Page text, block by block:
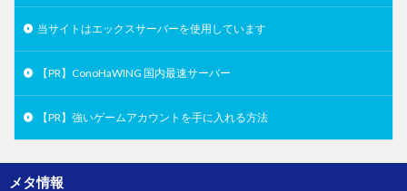
当サイトはエックスサーバーを使用しています
【PR】ConoHaWING 国内最速サーバー
【PR】強いゲームアカウントを手に入れる方法
メタ情報